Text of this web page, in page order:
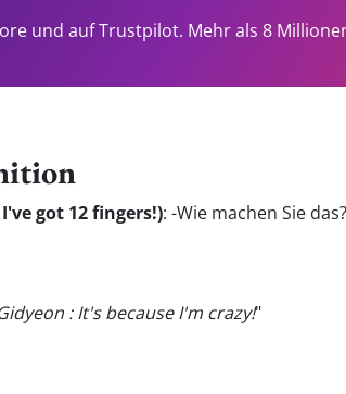
und auf Trustpilot. Mehr als 8
got 12 fingers!): -Wie machen Sie
: It's because I'm crazy!"